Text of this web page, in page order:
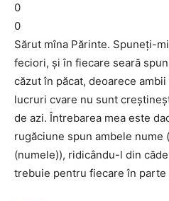
0
0
Sărut mîna Părinte. Spuneţi-
feciori, şi în fiecare seară
căzut în păcat, deoarece
lucruri cvare nu sunt
de azi. Întrebarea mea este
rugăciune spun ambele
(numele)), ridicându-l din
trebuie pentru fiecare în parte